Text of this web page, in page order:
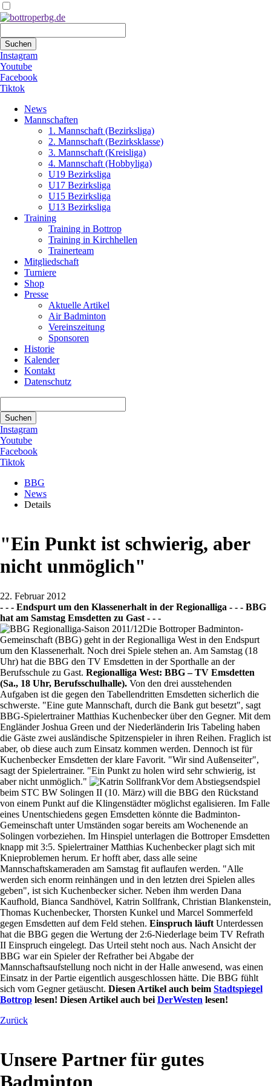
Suchen
Instagram
Youtube
Facebook
Tiktok
überspringen
News
Mannschaften
1. Mannschaft (Bezirksliga)
2. Mannschaft (Bezirksklasse)
3. Mannschaft (Kreisliga)
4. Mannschaft (Hobbyliga)
U19 Bezirksliga
U17 Bezirksliga
U15 Bezirksliga
U13 Bezirksliga
Training
Training in Bottrop
Training in Kirchhellen
Trainerteam
Mitgliedschaft
Turniere
Shop
Presse
Aktuelle Artikel
Air Badminton
Vereinszeitung
Sponsoren
Historie
Kalender
Kontakt
Datenschutz
Suchen
Instagram
Youtube
Facebook
Tiktok
BBG
News
Details
"Ein Punkt ist schwierig, aber
nicht unmöglich"
22. Februar 2012
- - - Endspurt um den Klassenerhalt in der Regionalliga - - - BBG
hat am Samstag Emsdetten zu Gast - - -
Die Bottroper Badminton-
Gemeinschaft (BBG) geht in der Regionalliga West in den Endspurt
um den Klassenerhalt. Noch drei Spiele stehen an. Am Samstag (18
Uhr) hat die BBG den TV Emsdetten in der Sporthalle an der
Berufsschule zu Gast. Regionalliga West: BBG – TV Emsdetten
(Sa., 18 Uhr, Berufsschulhalle). Von den drei ausstehenden
Aufgaben ist die gegen den Tabellendritten Emsdetten sicherlich die
schwerste. "Eine gute Mannschaft, durch die Bank gut besetzt", sagt
BBG-Spielertrainer Matthias Kuchenbecker über den Gegner. Mit dem
Engländer Joshua Green und der Niederländerin Iris Tabeling haben
die Gäste zwei ausländische Spitzenspieler in ihren Reihen. Fraglich ist
aber, ob diese auch zum Einsatz kommen werden. Dennoch ist für
Kuchenbecker Emsdetten der klare Favorit. "Wir sind Außenseiter",
sagt der Spielertrainer. "Ein Punkt zu holen wird sehr schwierig, ist
aber nicht unmöglich."
Vor dem Abstiegsendspiel
beim STC BW Solingen II (10. März) will die BBG den Rückstand
von einem Punkt auf die Klingenstädter möglichst egalisieren. Im Falle
eines Unentschiedens gegen Emsdetten könnte die Badminton-
Gemeinschaft unter Umständen sogar bereits am Wochenende an
Solingen vorbeziehen. Im Hinspiel unterlagen die Bottroper Emsdetten
knapp mit 3:5. Spielertrainer Matthias Kuchenbecker plagt sich mit
Knieproblemen herum. Er hofft aber, dass alle seine
Mannschaftskameraden am Samstag fit auflaufen werden. "Alle
werden sich enorm reinhängen und in den letzten drei Spielen alles
geben", ist sich Kuchenbecker sicher. Neben ihm werden Dana
Kaufhold, Bianca Sandhövel, Katrin Sollfrank, Christian Blankenstein,
Thomas Kuchenbecker, Thorsten Kunkel und Marcel Sommerfeld
gegen Emsdetten auf dem Feld stehen. Einspruch läuft Unterdessen
hat die BBG gegen die Wertung der 2:6-Niederlage beim TV Refrath
II Einspruch eingelegt. Das Urteil steht noch aus. Nach Ansicht der
BBG war ein Spieler der Refrather bei Abgabe der
Mannschaftsaufstellung noch nicht in der Halle anwesend, was einen
Einsatz in der Partie eigentlich ausgeschlossen hätte. Die BBG fühlt
sich vom Gegner getäuscht. Diesen Artikel auch beim Stadtspiegel
Bottrop lesen! Diesen Artikel auch bei DerWesten lesen!
Zurück
Unsere Partner für gutes